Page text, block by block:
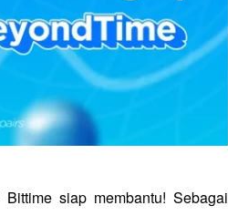
siap membantu! Sebagai